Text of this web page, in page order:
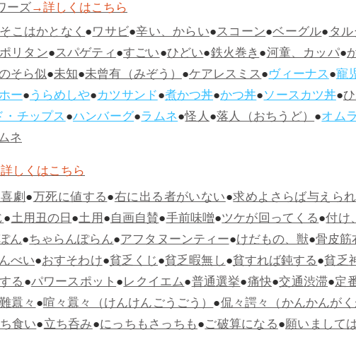
ーズ→詳しくはこちら
そこはかとなく●ワサビ●辛い、からい●スコーン●ベーグル●タ
リタン●スパゲティ●すごい●ひどい●鉄火巻き●河童、カッパ●
そら似●未知●未曾有（みぞう）●ケアレスミス●ヴィーナス●寵
ー●うらめしや●カツサンド●煮かつ丼●かつ丼●ソースカツ丼●
チップス●ハンバーグ●ラムネ●怪人●落人（おちうど）●オム
ネ
しくはこちら
劇●万死に値する●右に出る者がいない●求めよさらば与えら
●土用丑の日●土用●自画自賛●手前味噌●ツケが回ってくる●付け
ん●ちゃらんぽらん●アフタヌーンティー●けだもの、獣●骨皮
べい●おすそわけ●貧乏くじ●貧乏暇無し●貧すれば鈍する●貧乏
る●パワースポット●レクイエム●普通選挙●痛快●交通渋滞●定
囂々●喧々囂々（けんけんごうごう）●侃々諤々（かんかんが
食い●立ち呑み●にっちもさっちも●ご破算になる●願いまして